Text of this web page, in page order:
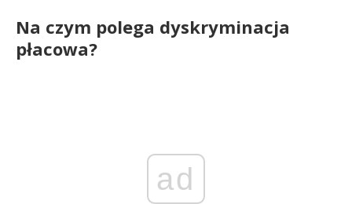
Na czym polega dyskryminacja
płacowa?
ad